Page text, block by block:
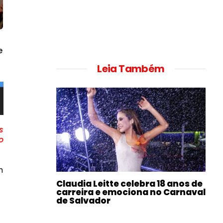
Leia Também
Claudia Leitte celebra 18 anos de
carreira e emociona no Carnaval
de Salvador